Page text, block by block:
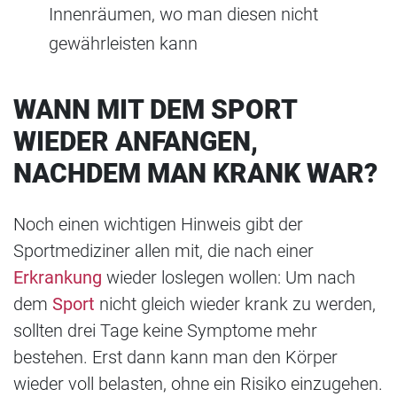
Innenräumen, wo man diesen nicht
gewährleisten kann
WANN MIT DEM SPORT
WIEDER ANFANGEN,
NACHDEM MAN KRANK WAR?
Noch einen wichtigen Hinweis gibt der
Sportmediziner allen mit, die nach einer
Erkrankung wieder loslegen wollen: Um nach
dem Sport nicht gleich wieder krank zu werden,
sollten drei Tage keine Symptome mehr
bestehen. Erst dann kann man den Körper
wieder voll belasten, ohne ein Risiko einzugehen.